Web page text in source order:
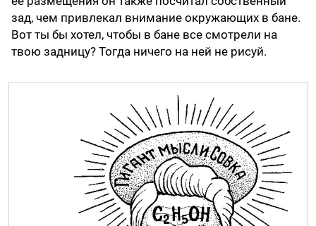
зад, чем привлекал внимание окружающих в бане.
Вот ты бы хотел, чтобы в бане все смотрели на
твою задницу? Тогда ничего на ней не рисуй.